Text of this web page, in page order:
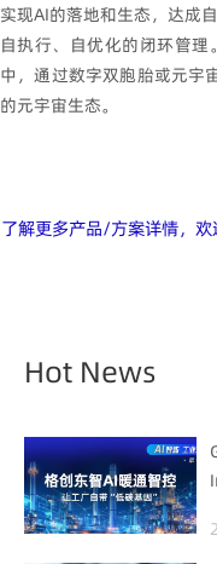
实现AI的落地和生态，达成
自执行、自优化的闭环管
中，通过数字双胞胎或元
的元宇宙生态。
了解更多产品/方案详情，
Hot News